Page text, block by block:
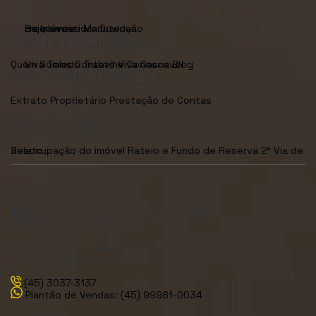
Seja Investidor
Dúvidas Frequentes
Manutenção de Imóveis
INSTITUCIONAL
Quem Somos Contato Viva Cascavel
Viva Toledo Trabalhe Conosco Blog
PROPRIETÁRIOS
Extrato Proprietário Prestação de Contas
Desocupação do imóvel Rateio e Fundo de Reserva
2ª Via de Boleto
(45) 3037-3137
Plantão de Vendas: (45) 99981-0034